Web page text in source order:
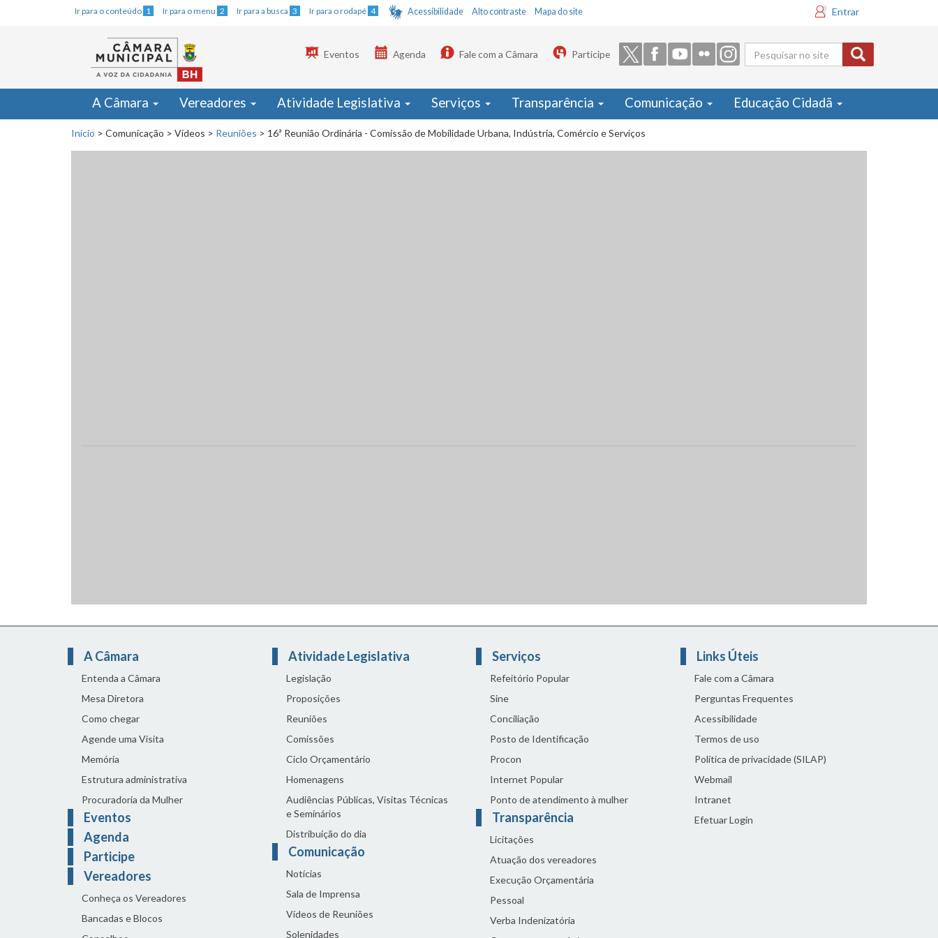
Ir para o conteúdo 1 Ir para o menu 2 Ir para a busca 3 Ir para o rodapé 4 Acessibilidade Alto contraste Mapa do site Entrar
Formulário
de busca
Eventos Agenda Fale com a Câmara Participe
A Câmara Vereadores Atividade Legislativa Serviços Transparência Comunicação Educação Cidadã
Início > Comunicação > Vídeos > Reuniões > 16ª Reunião Ordinária - Comissão de Mobilidade Urbana, Indústria, Comércio e Serviços
A Câmara
Entenda a Câmara
Mesa Diretora
Como chegar
Agende uma Visita
Memória
Estrutura administrativa
Procuradoria da Mulher
Eventos
Agenda
Participe
Vereadores
Conheça os Vereadores
Bancadas e Blocos
Atividade Legislativa
Legislação
Proposições
Reuniões
Comissões
Ciclo Orçamentário
Homenagens
Audiências Públicas, Visitas Técnicas
e Seminários
Distribuição do dia
Comunicação
Notícias
Sala de Imprensa
Vídeos de Reuniões
Solenidades
Serviços
Refeitório Popular
Sine
Conciliação
Posto de Identificação
Procon
Internet Popular
Ponto de atendimento à mulher
Transparência
Licitações
Atuação dos vereadores
Execução Orçamentária
Pessoal
Verba Indenizatória
Links Úteis
Fale com a Câmara
Perguntas Frequentes
Acessibilidade
Termos de uso
Política de privacidade (SILAP)
Webmail
Intranet
Efetuar Login